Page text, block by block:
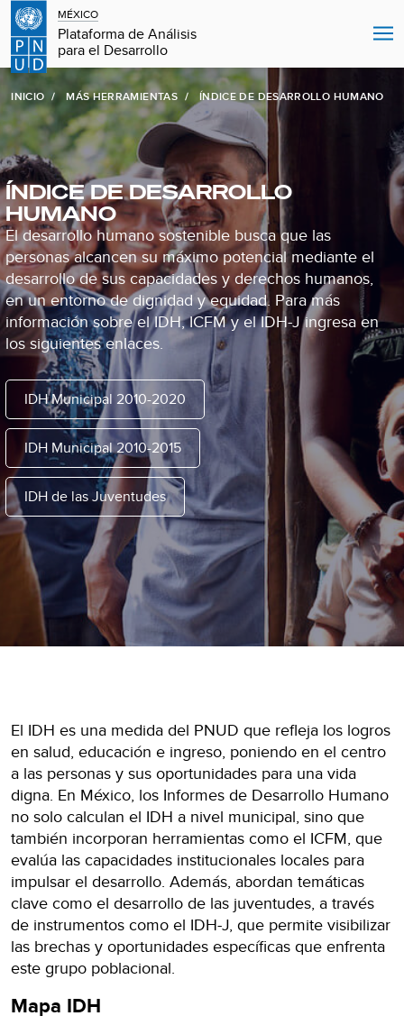
MÉXICO
Plataforma de Análisis
para el Desarrollo
INICIO MÁS HERRAMIENTAS ÍNDICE DE DESARROLLO HUMANO
ÍNDICE DE DESARROLLO
HUMANO
El desarrollo humano sostenible busca que las
personas alcancen su máximo potencial mediante el
desarrollo de sus capacidades y derechos humanos,
en un entorno de dignidad y equidad. Para más
información sobre el IDH, ICFM y el IDH-J ingresa en
los siguientes enlaces.
IDH Municipal 2010-2020
IDH Municipal 2010-2015
IDH de las Juventudes
El IDH es una medida del PNUD que refleja los logros
en salud, educación e ingreso, poniendo en el centro
a las personas y sus oportunidades para una vida
digna. En México, los Informes de Desarrollo Humano
no solo calculan el IDH a nivel municipal, sino que
también incorporan herramientas como el ICFM, que
evalúa las capacidades institucionales locales para
impulsar el desarrollo. Además, abordan temáticas
clave como el desarrollo de las juventudes, a través
de instrumentos como el IDH-J, que permite visibilizar
las brechas y oportunidades específicas que enfrenta
este grupo poblacional.
Mapa IDH